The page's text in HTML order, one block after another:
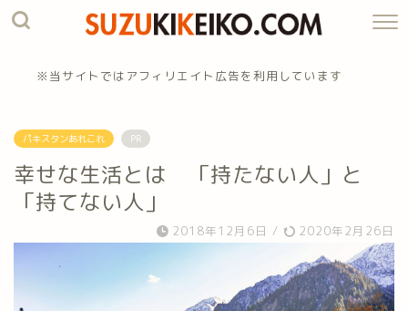
※当サイトではアフィリエイト広告を利用しています
パキスタンあれこれ PR
幸せな生活とは 「持たない人」と
「持てない人」
2018年12月6日 / 2020年2月26日